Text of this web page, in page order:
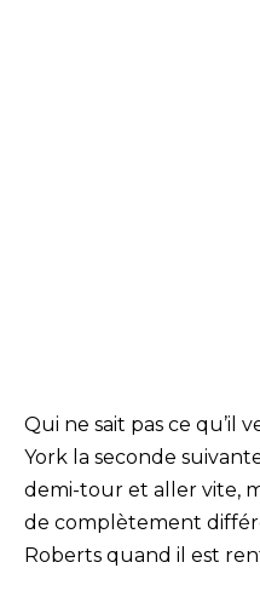
Qui ne sait pas ce qu’il
York la seconde
demi-tour et aller vite,
de complètement
Roberts quand il est